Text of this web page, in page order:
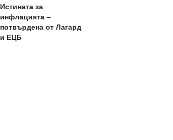
Истината за
инфлацията –
потвърдена от Лагард
и ЕЦБ